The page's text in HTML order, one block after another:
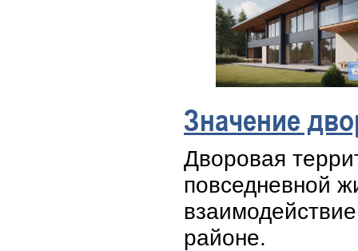
Значение
Дворовая
повседневной
районе.